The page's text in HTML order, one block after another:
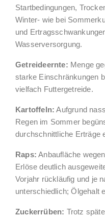
Startbedingungen,
Winter- wie bei
und
Wasserversorgung.
Getreideernte: Menge
starke Einschränkungen
vielfach Futtergetreide.
Kartoffeln: Aufgrund
Regen im Sommer
durchschnittliche Erträge
Raps: Anbaufläche
Erlöse deutlich
Vorjahr rückläufig und je
unterschiedlich; Ölgehalt
Zuckerrüben: Trotz